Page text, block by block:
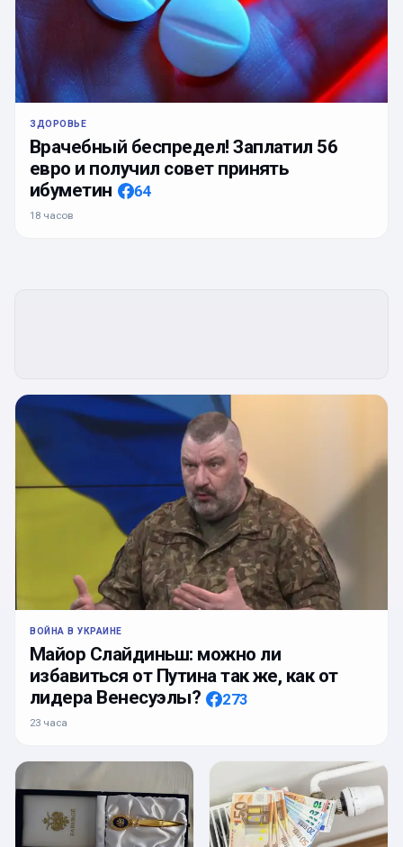
ЗДОРОВЬЕ
Врачебный беспредел! Заплатил 56
евро и получил совет принять
ибуметин
64
18 часов
ВОЙНА В УКРАИНЕ
Майор Слайдиньш: можно ли
избавиться от Путина так же, как от
лидера Венесуэлы?
273
23 часа